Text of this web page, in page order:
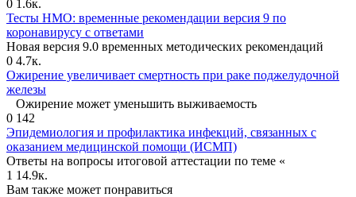
0 1.6к.
Тесты НМО: временные рекомендации версия 9 по
коронавирусу с ответами
Новая версия 9.0 временных методических рекомендаций
0 4.7к.
Ожирение увеличивает смертность при раке поджелудочной
железы
Ожирение может уменьшить выживаемость
0 142
Эпидемиология и профилактика инфекций, связанных с
оказанием медицинской помощи (ИСМП)
Ответы на вопросы итоговой аттестации по теме «
1 14.9к.
Вам также может понравиться